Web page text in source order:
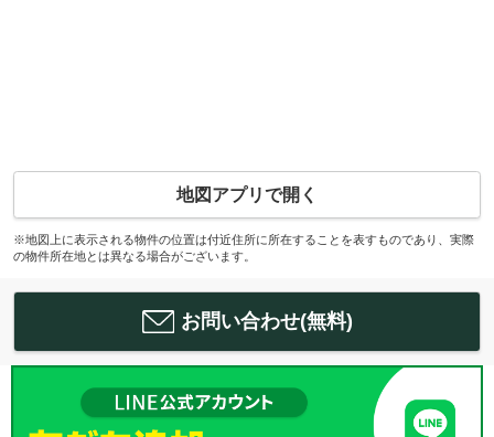
地図アプリで開く
※地図上に表示される物件の位置は付近住所に所在することを表すものであり、実際
の物件所在地とは異なる場合がございます。
お問い合わせ(無料)